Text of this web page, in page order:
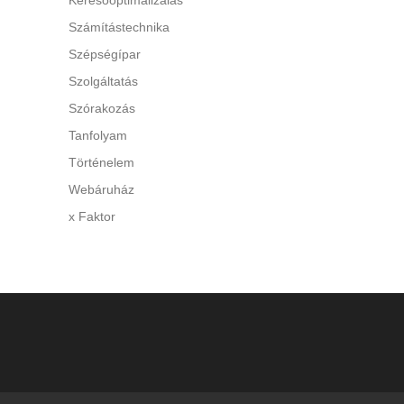
Számítástechnika
Szépségípar
Szolgáltatás
Szórakozás
Tanfolyam
Történelem
Webáruház
x Faktor